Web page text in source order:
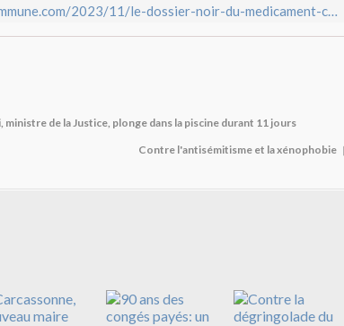
http://www.communcommune.com/2023/11/le-dossier-noir-du-medicament-cgt-fnic.html
de la Justice, plonge dans la piscine durant 11 jours
Contre l'antisémitisme et la xénophobie